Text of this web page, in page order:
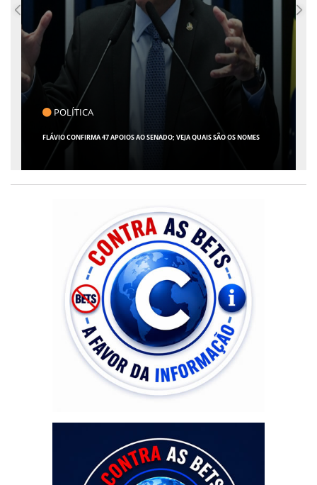
CLICK INDICA
GIRO POR SERGIPE, BRASIL E MUNDO - 07 DE AGOSTO DE 2026